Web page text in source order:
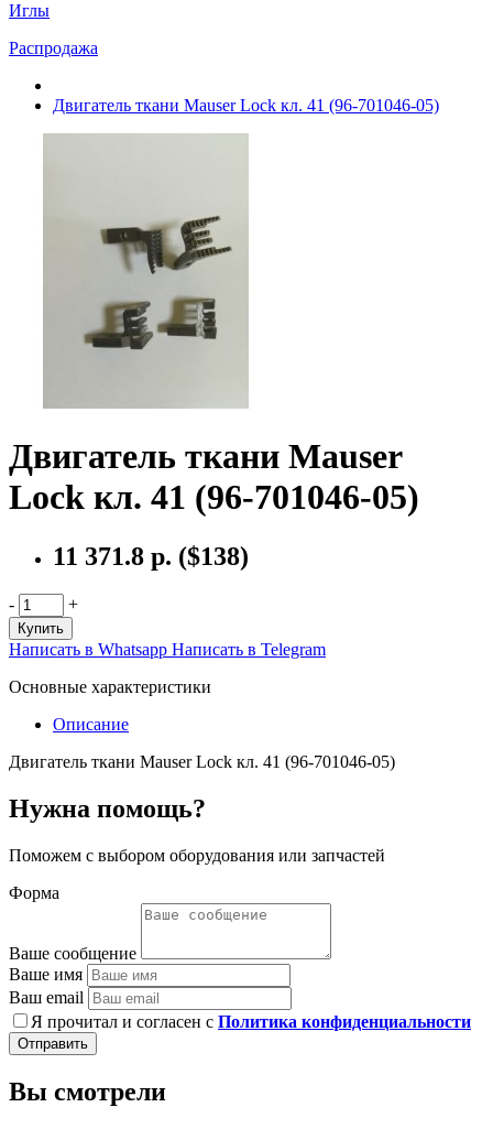
Иглы
Распродажа
Двигатель ткани Mauser Lock кл. 41 (96-701046-05)
Двигатель ткани Mauser
Lock кл. 41 (96-701046-05)
11 371.8 р. ($138)
- +
Купить
Написать в Whatsapp Написать в Telegram
Основные характеристики
Описание
Двигатель ткани Mauser Lock кл. 41 (96-701046-05)
Нужна помощь?
Поможем с выбором оборудования или запчастей
Форма
Ваше сообщение
Ваше имя
Ваш email
Я прочитал и согласен с Политика конфиденциальности
Отправить
Вы смотрели